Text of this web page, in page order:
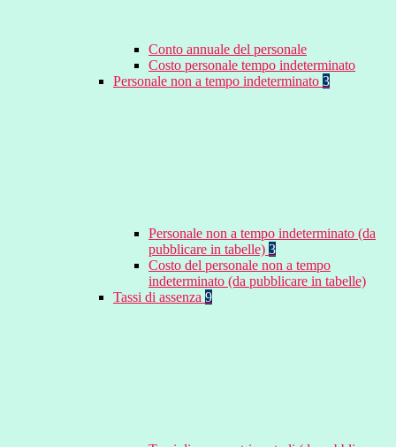
Conto annuale del personale
Costo personale tempo indeterminato
Personale non a tempo indeterminato 3
Personale non a tempo indeterminato (da
pubblicare in tabelle) 3
Costo del personale non a tempo
indeterminato (da pubblicare in tabelle)
Tassi di assenza 9